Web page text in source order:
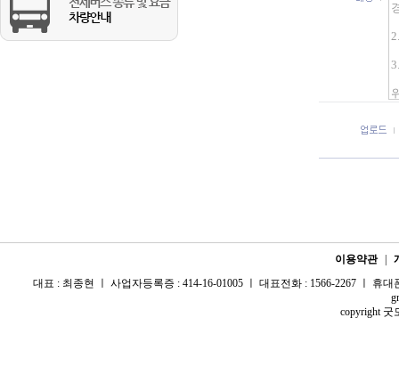
이용약관
대표 : 최종현 ㅣ 사업자등록증 : 414-16-01005 ㅣ 대표전화 : 1566-2267 ㅣ 휴
copyright 굿